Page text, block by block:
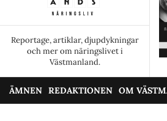
Reportage, artiklar, djupdykningar
och mer om näringslivet i
Västmanland.
ÄMNEN REDAKTIONEN OM